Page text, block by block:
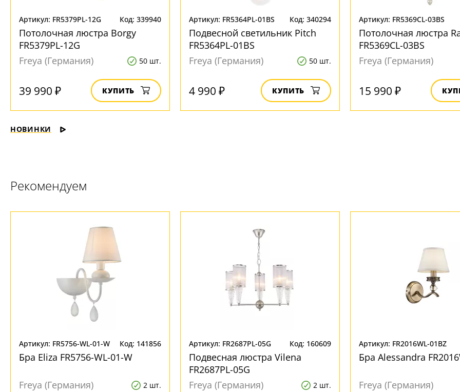
+7 (800) 775-63-32
+7 (495) 255-03-21
Артикул: FR5379PL-12G Код: 339940
Потолочная люстра Borgy
FR5379PL-12G
Freya (Германия)
50 шт.
39 990 ₽ КУПИТЬ
Артикул: FR5364PL-01BS Код: 340294
Подвесной светильник Pitch
FR5364PL-01BS
Freya (Германия)
50 шт.
4 990 ₽ КУПИТЬ
Артикул: FR5369CL-03BS
Потолочная люстра
FR5369CL-03BS
Freya (Германия)
15 990 ₽
НОВИНКИ
Рекомендуем
Артикул: FR5756-WL-01-W Код: 141856
Бра Eliza FR5756-WL-01-W
Freya (Германия) 2 шт.
Артикул: FR2687PL-05G Код: 160609
Подвесная люстра Vilena
FR2687PL-05G
Freya (Германия)
2 шт.
Артикул: FR2016WL-01BZ
Бра Alessandra
Freya (Германия)